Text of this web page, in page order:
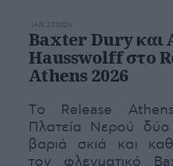
ΙΑΝ 27,2026
Baxter Dury και
Hausswolff στο
Athens 2026
Tο Release
Πλατεία Νερού δύο
βαριά σκιά και
τον φλεγματικό